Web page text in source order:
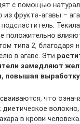
с помощью
из фрукта-агавы –
подсластитель.
положительно
типа 2, благодаря
в агаве. Эти
замедляют
повышая
что
в крови